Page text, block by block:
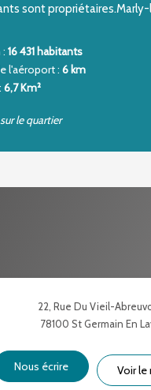
sont propriétaires.Marly-
16 431 habitants
l'aéroport : 6 km
6,7 Km²
le quartier
VOITURE
LYCÉES ECOLES
22, Rue Du Vieil-
78100 St Germain En
Nous écrire Voir le